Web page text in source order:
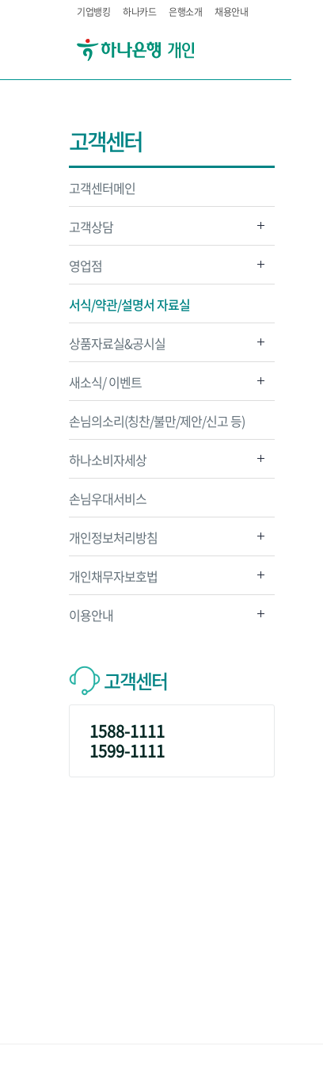
기업뱅킹 하나카드 은행소개 채용안내
고객센터
고객센터메인
고객상담
영업점
서식/약관/설명서 자료실
상품자료실&공시실
새소식/ 이벤트
손님의소리(칭찬/불만/제안/신고 등)
하나소비자세상
손님우대서비스
개인정보처리방침
개인채무자보호법
이용안내
고객센터
1588-1111
1599-1111